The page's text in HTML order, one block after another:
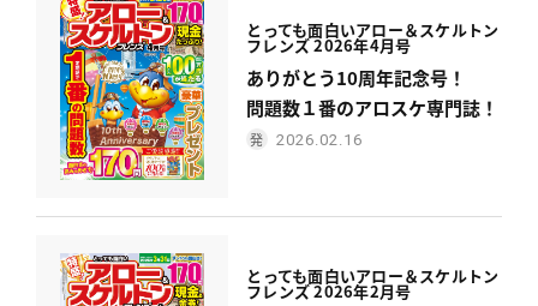
とっても面白いアロー＆スケルトン
フレンズ 2026年4月号
ありがとう10周年記念号！
問題数１番のアロスケ専門誌！
2026.02.16
とっても面白いアロー＆スケルトン
フレンズ 2026年2月号